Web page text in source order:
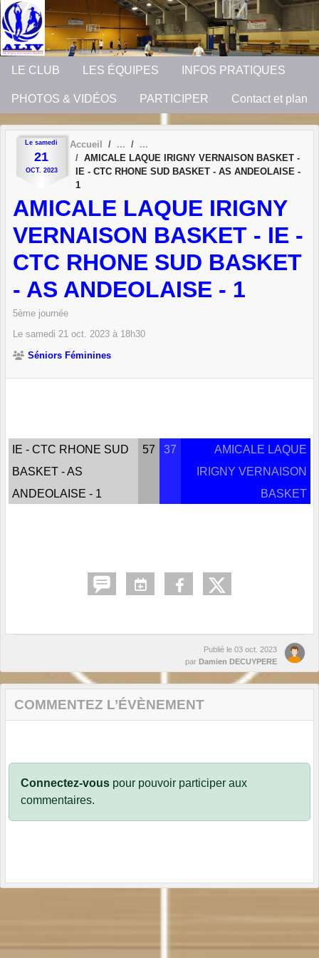
LE CLUB LES ÉQUIPES INFOS PRATIQUES
PHOTOS & VIDÉOS PARTICIPER Contact et plan
Le samedi
21
OCT. 2023
Accueil
AMICALE LAQUE IRIGNY VERNAISON BASKET -
IE - CTC RHONE SUD BASKET - AS ANDEOLAISE -
1
AMICALE LAQUE IRIGNY
VERNAISON BASKET - IE -
CTC RHONE SUD BASKET
- AS ANDEOLAISE - 1
5ème journée
Le samedi 21 oct. 2023 à 18h30
Séniors Féminines
IE - CTC RHONE SUD
BASKET - AS
ANDEOLAISE - 1
57 37
AMICALE LAQUE
IRIGNY VERNAISON
BASKET
Publié le 03 oct. 2023
par Damien DECUYPERE
COMMENTEZ L’ÉVÈNEMENT
Connectez-vous pour pouvoir participer aux
commentaires.
Panneau de gestion des cookies